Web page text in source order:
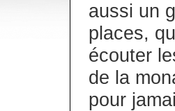
aussi un
places,
écouter
de la
pour